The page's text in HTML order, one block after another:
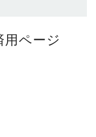
用ページ